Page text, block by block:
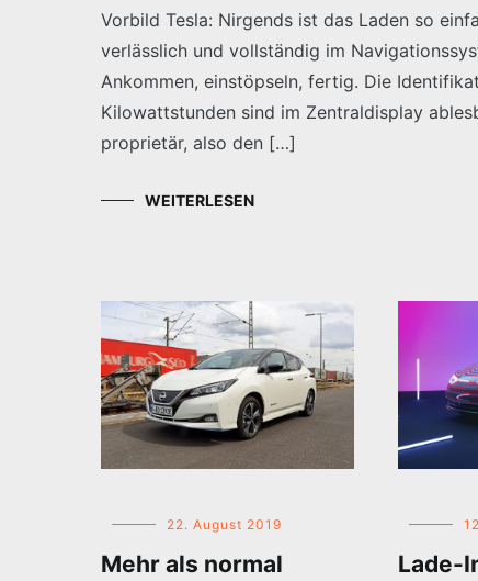
Vorbild Tesla: Nirgends ist das Laden so
verlässlich und vollständig im
Ankommen, einstöpseln, fertig. Die
Kilowattstunden sind im Zentraldisplay
proprietär, also den […]
WEITERLESEN
22. August 2019
Mehr als normal
Lade-